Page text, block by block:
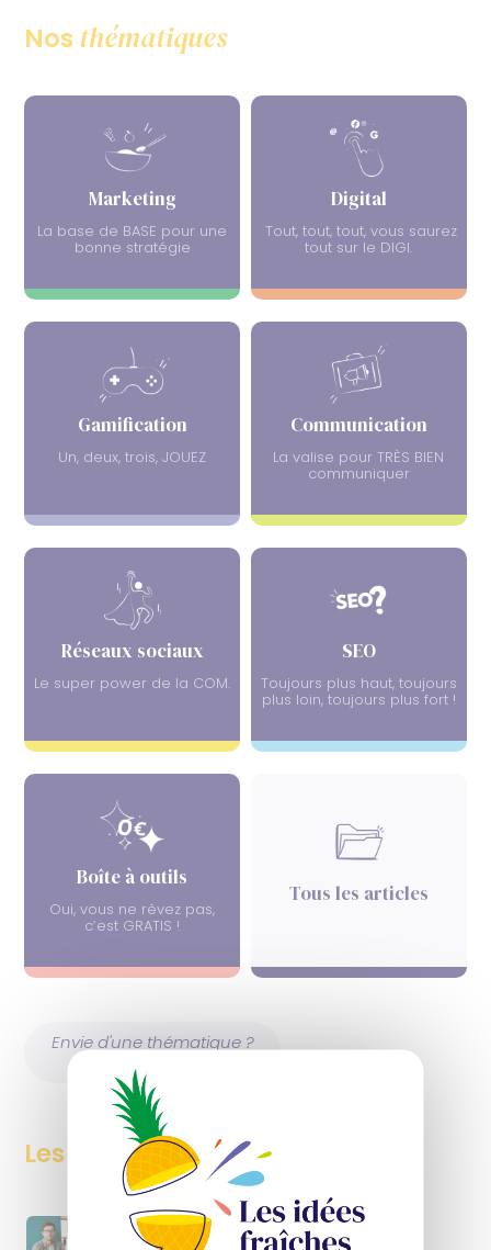
Nos thématiques
Marketing
La base de BASE pour une
bonne stratégie
Digital
Tout, tout, tout, vous saurez
tout sur le DIGI.
Gamification
Un, deux, trois, JOUEZ
Communication
La valise pour TRÈS BIEN
communiquer
Réseaux sociaux
Le super power de la COM.
SEO
Toujours plus haut, toujours
plus loin, toujours plus fort !
Boîte à outils
Oui, vous ne rêvez pas,
c’est GRATIS !
Tous les articles
Envie d'une thématique ?
Proposez-la nous !
Les derniersarticles
Communication Digital